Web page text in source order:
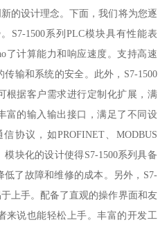
的设计理念。下面，我们将为您逐
S7-1500系列PLC模块具有性能表
了计算能力和响应速度。支持高速
输和系统的安全。此外，S7-1500
根据客户需求进行定制化扩展，满
富的输入输出接口，满足了不同设
协议，如PROFINET、MODBUS
块化的设计使得S7-1500系列具备
了故障和维修的成本。另外，S7-
上手。配备了直观的操作界面和友
来说也能轻松上手。丰富的开发工